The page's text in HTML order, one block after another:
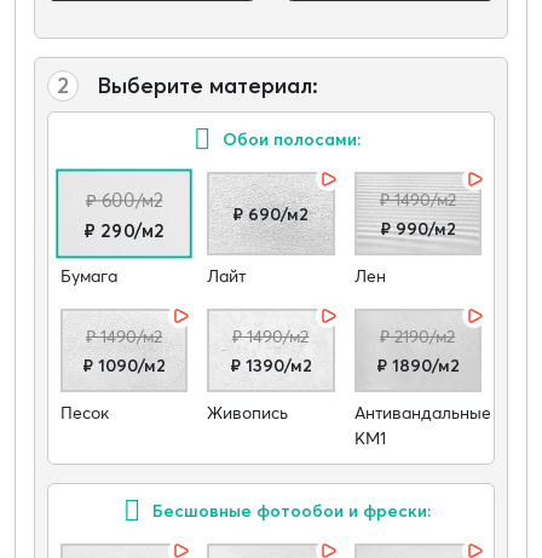
2 Выберите материал:
Обои полосами:
₽ 600/м2
₽ 290/м2
Бумага
₽ 690/м2
Лайт
₽ 1490/м2
₽ 990/м2
Лен
₽ 1490/м2
₽ 1090/м2
Песок
₽ 1490/м2
₽ 1390/м2
Живопись
₽ 2190/м2
₽ 1890/м2
Антивандальные
КМ1
Бесшовные фотообои и фрески: